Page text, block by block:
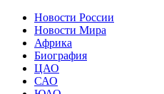
Новости России
Новости Мира
Африка
Биография
ЦАО
САО